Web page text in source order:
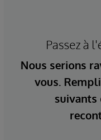
Passez à
Nous serions
vous.
suivants